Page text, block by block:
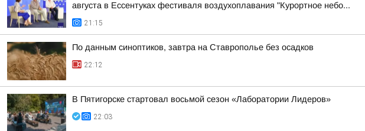
августа в Ессентуках фестиваля воздухоплавания "Курортное небо...
21:15
По данным синоптиков, завтра на Ставрополье без осадков
22:12
В Пятигорске стартовал восьмой сезон «Лаборатории Лидеров»
22:03